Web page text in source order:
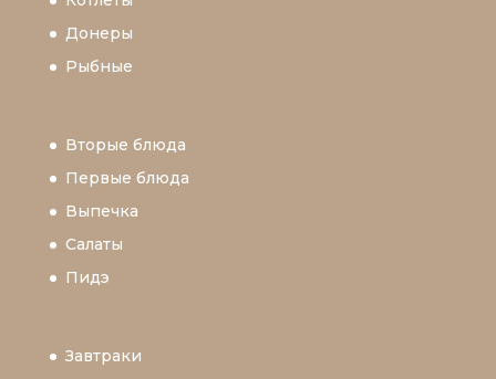
Донеры
Рыбные
Вторые блюда
Первые блюда
Выпечка
Салаты
Пидэ
Завтраки